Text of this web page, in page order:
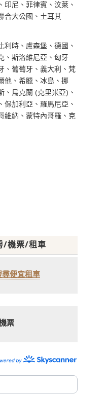
印尼、菲律賓、汶萊、
合大公國、土耳其
利時、盧森堡、德國、
、斯洛維尼亞、匈牙
、葡萄牙、義大利、梵
他、希臘、冰島、挪
、烏克蘭 (克里米亞)、
保加利亞、羅馬尼亞、
維納、蒙特內哥羅、克
/機票/租車
便宜租車
票